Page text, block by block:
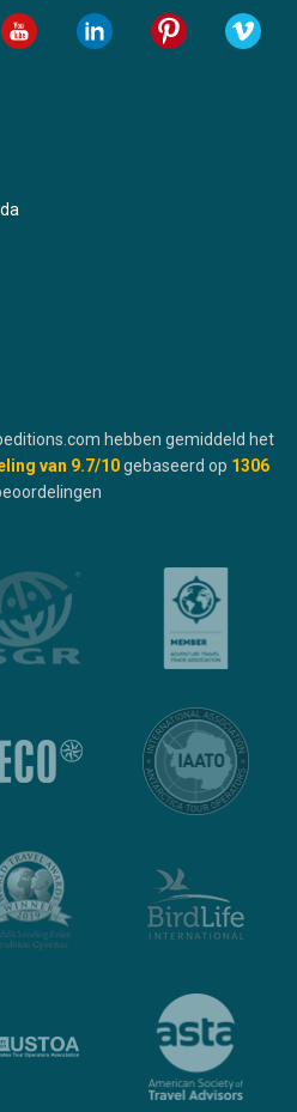
hebben gemiddeld het
van 9.7/10 gebaseerd op 1306